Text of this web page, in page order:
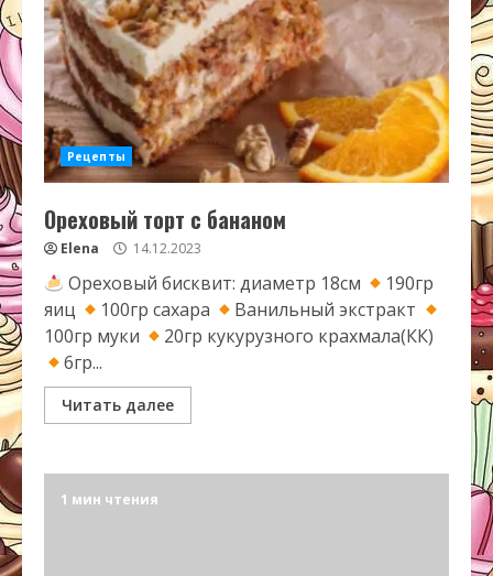
Рецепты
Ореховый торт с бананом
Elena 14.12.2023
Ореховый бисквит: диаметр 18см
190гр
яиц
100гр сахара
Ванильный экстракт
100гр муки
20гр кукурузного крахмала(КК)
6гр...
Читать далее
1 мин чтения